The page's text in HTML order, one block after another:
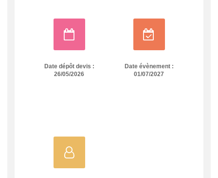
Date dépôt devis :
26/05/2026
Date évènement :
01/07/2027